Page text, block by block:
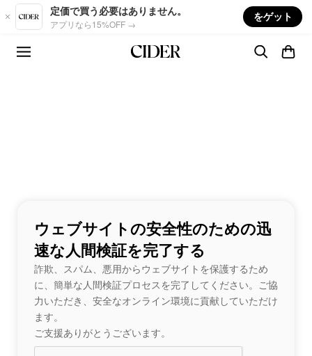
Skip to main content
定価で買う必要はありません。
アプリなら15%OFF →
をゲット
ウェブサイトの安全性のための迅
速な人間検証を完了する
詐欺、スパム、悪用からウェブサイトを保護するため
に、簡単な人間検証プロセスを完了してください。ご協
力いただき、安全なオンライン環境に貢献していただけ
ます。
ご支援ありがとうございます。